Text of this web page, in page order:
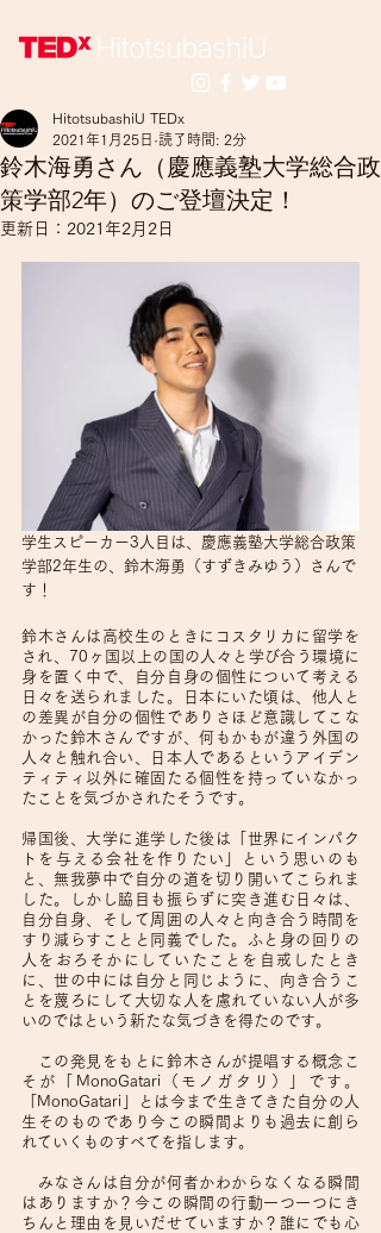
鈴木海勇さん（慶應義塾大学総合政
策学部2年）のご登壇決定！
HitotsubashiU TEDx
2021年1月25日 読了時間: 2分
更新日： 2021年2月2日
学生スピーカー3人目は、慶應義塾大学総合政策
学部2年生の、鈴木海勇（すずきみゆう）さんで
す！
鈴木さんは高校生のときにコスタリカに留学を
され、70ヶ国以上の国の人々と学び合う環境に
身を置く中で、自分自身の個性について考える
日々を送られました。日本にいた頃は、他人と
の差異が自分の個性でありさほど意識してこな
かった鈴木さんですが、何もかもが違う外国の
人々と触れ合い、日本人であるというアイデン
ティティ以外に確固たる個性を持っていなかっ
たことを気づかされたそうです。
帰国後、大学に進学した後は「世界にインパク
トを与える会社を作りたい」という思いのも
と、無我夢中で自分の道を切り開いてこられま
した。しかし脇目も振らずに突き進む日々は、
自分自身、そして周囲の人々と向き合う時間を
すり減らすことと同義でした。ふと身の回りの
人をおろそかにしていたことを自戒したとき
に、世の中には自分と同じように、向き合うこ
とを蔑ろにして大切な人を慮れていない人が多
いのではという新たな気づきを得たのです。
この発見をもとに鈴木さんが提唱する概念こ
そが「MonoGatari（モノガタリ）」です。
「MonoGatari」とは今まで生きてきた自分の人
生そのものであり今この瞬間よりも過去に創ら
れていくものすべてを指します。
みなさんは自分が何者かわからなくなる瞬間
はありますか？今この瞬間の行動一つ一つにき
ちんと理由を見いだせていますか？誰にでも心